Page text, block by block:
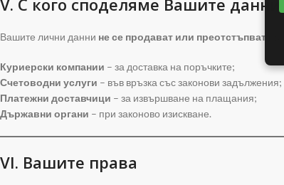
V. С кого споделяме Вашите данни
Вашите лични данни не се продават или преотстъпват на
Куриерски компании – за доставка на поръчките;
Счетоводни услуги – във връзка със законови задължения;
Платежни доставчици – за извършване на плащания;
Държавни органи – при законово изискване.
VI. Вашите права